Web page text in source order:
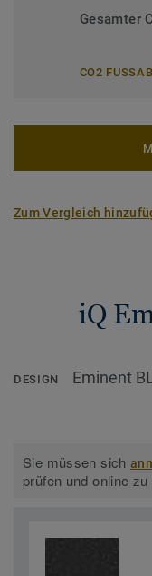
Gesamter
CO2
Zum Vergleich
iQ
DESIGN Eminent
Sie müssen sich
prüfen und online